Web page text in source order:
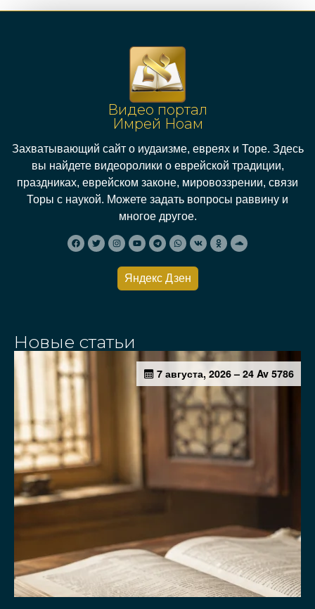
Видео портал
Имрей Ноам
Захватывающий сайт о иудаизме, евреях и Торе. Здесь
вы найдете видеоролики о еврейской традиции,
праздниках, еврейском законе, мировоззрении, связи
Торы с наукой. Можете задать вопросы раввину и
многое другое.
Яндекс Дзен
Новые статьи